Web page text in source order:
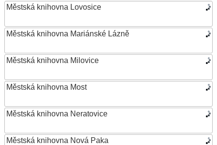
Městská knihovna Lovosice
Městská knihovna Mariánské Lázně
Městská knihovna Milovice
Městská knihovna Most
Městská knihovna Neratovice
Městská knihovna Nová Paka